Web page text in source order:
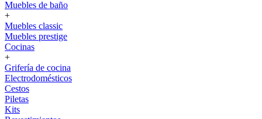
Muebles de baño
+
Muebles classic
Muebles prestige
Cocinas
+
Grifería de cocina
Electrodomésticos
Cestos
Piletas
Kits